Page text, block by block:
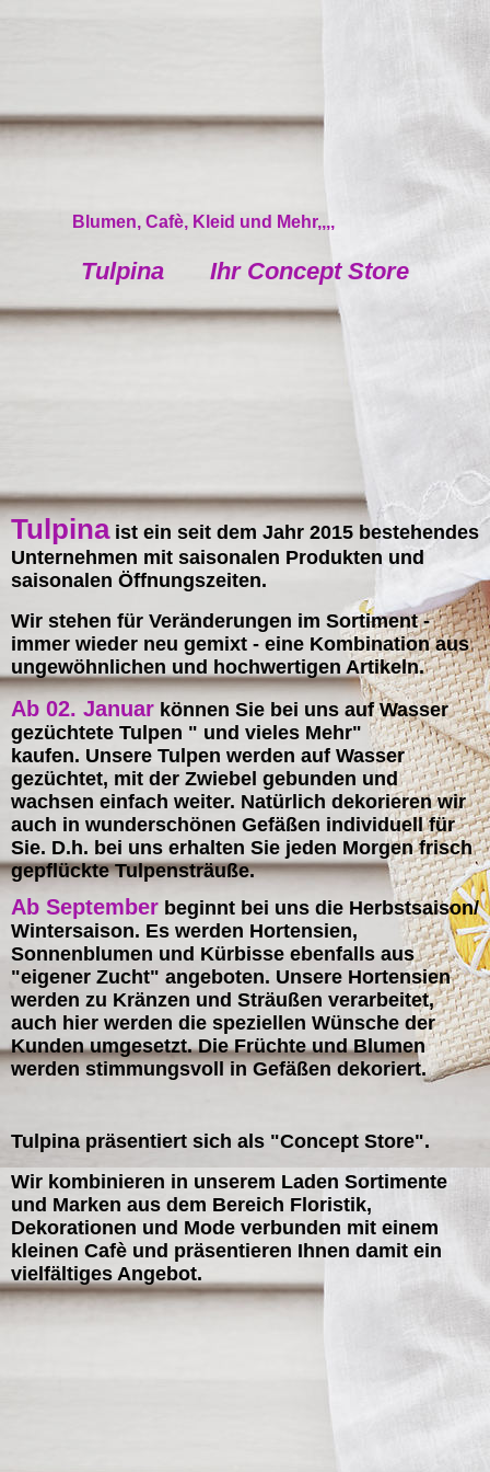
Blumen, Cafè, Kleid und Mehr,,,,
Tulpina Ihr Concept Store
Tulpinaist ein seit dem Jahr 2015 bestehendes
Unternehmen mit saisonalen Produkten und
saisonalen Öffnungszeiten.
Wir stehen für Veränderungen im Sortiment -
immer wieder neu gemixt - eine Kombination aus
ungewöhnlichen und hochwertigen Artikeln.
Ab 02. Januar können Sie bei uns auf Wasser
gezüchtete Tulpen " und vieles Mehr"
kaufen. Unsere Tulpen werden auf Wasser
gezüchtet, mit der Zwiebel gebunden und
wachsen einfach weiter. Natürlich dekorieren wir
auch in wunderschönen Gefäßen individuell für
Sie. D.h. bei uns erhalten Sie jeden Morgen frisch
gepflückte Tulpensträuße.
Ab September beginnt bei uns die Herbstsaison/
Wintersaison. Es werden Hortensien,
Sonnenblumen und Kürbisse ebenfalls aus
"eigener Zucht" angeboten. Unsere Hortensien
werden zu Kränzen und Sträußen verarbeitet,
auch hier werden die speziellen Wünsche der
Kunden umgesetzt.Die Früchte und Blumen
werden stimmungsvoll in Gefäßen dekoriert.
Tulpina präsentiert sich als "Concept Store".
Wir kombinieren in unserem Laden Sortimente
und Marken aus dem Bereich Floristik,
Dekorationen und Mode verbunden mit einem
kleinen Cafè und präsentieren Ihnen damit ein
vielfältiges Angebot.